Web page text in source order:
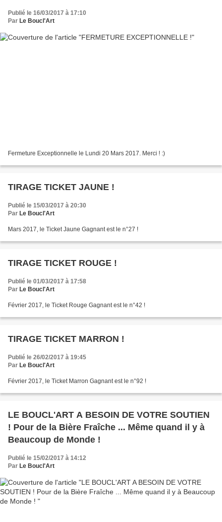
Publié le 16/03/2017 à 17:10
Par Le Boucl'Art
Fermeture Exceptionnelle le Lundi 20 Mars 2017. Merci ! :)
TIRAGE TICKET JAUNE !
Publié le 15/03/2017 à 20:30
Par Le Boucl'Art
Mars 2017, le Ticket Jaune Gagnant est le n°27 !
TIRAGE TICKET ROUGE !
Publié le 01/03/2017 à 17:58
Par Le Boucl'Art
Février 2017, le Ticket Rouge Gagnant est le n°42 !
TIRAGE TICKET MARRON !
Publié le 26/02/2017 à 19:45
Par Le Boucl'Art
Février 2017, le Ticket Marron Gagnant est le n°92 !
LE BOUCL'ART A BESOIN DE VOTRE SOUTIEN
! Pour de la Bière Fraîche ... Même quand il y à
Beaucoup de Monde !
Publié le 15/02/2017 à 14:12
Par Le Boucl'Art